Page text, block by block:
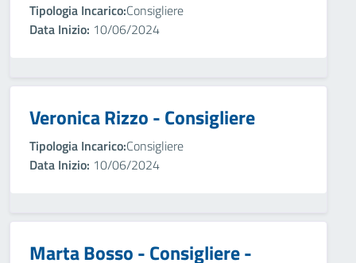
Tipologia Incarico:Consigliere
Data Inizio: 10/06/2024
Veronica Rizzo - Consigliere
Tipologia Incarico:Consigliere
Data Inizio: 10/06/2024
Marta Bosso - Consigliere -